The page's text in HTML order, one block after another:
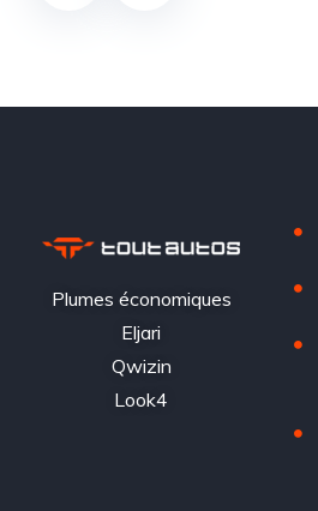
Plumes économiques
Eljari
Qwizin
Look4